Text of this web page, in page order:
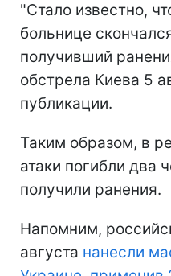
"Стало известно,
больнице
получивший
обстрела Киева 5
публикации.
Таким образом, в
атаки погибли два
получили ранения.
Напомним,
августа нанесли